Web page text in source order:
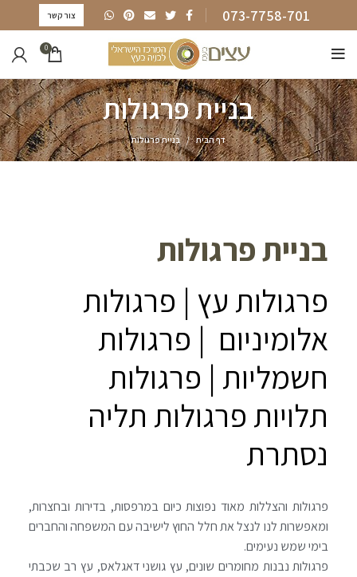
073-7758-701 צור קשר
0
בניית פרגולות
דף הבית בניית פרגולות
בניית פרגולות
פרגולות עץ | פרגולות
אלומיניום | פרגולות
חשמליות | פרגולות
תלויות פרגולות תליה
נסתרת
פרגולות והצללות מאוד נפוצות כיום במרפסות, בדירות ובחצרות,
ומאפשרות לנו לנצל את חלל החוץ לישיבה עם המשפחה והחברים
בימי שמש נעימים.
פרגולות נבנות מחומרים שונים, עץ גושני דאגלאס, עץ רב שכבתי